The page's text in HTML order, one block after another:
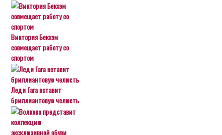
Виктория Бекхэм
совмещает работу со
спортом
Леди Гага вставит
бриллиантовую челюсть